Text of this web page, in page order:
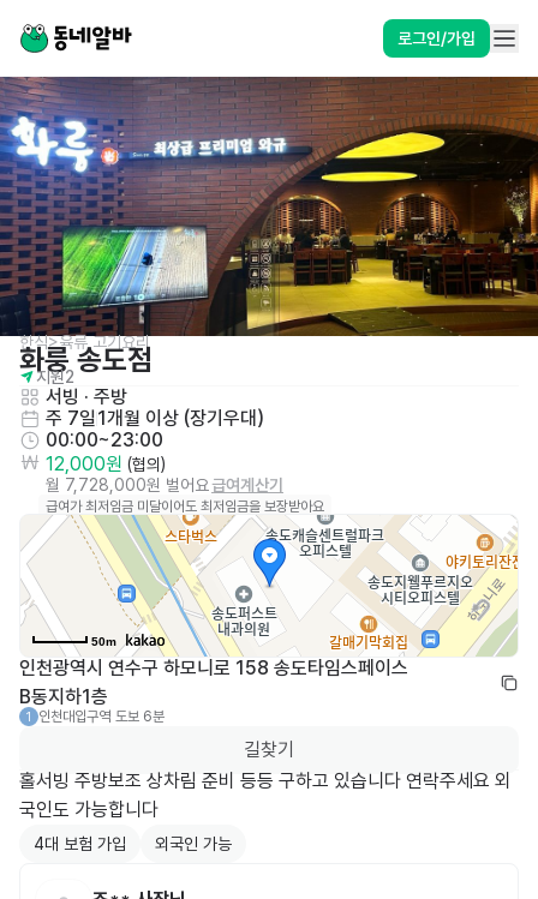
로그인/가입
한식>육류,고기요리
화룽 송도점
지원2
서빙 · 주방
주 7일1개월 이상 (장기우대)
00:00~23:00
12,000원 (협의)
월 7,728,000원 벌어요급여계산기
급여가 최저임금 미달이어도 최저임금을 보장받아요
50m
인천광역시 연수구 하모니로 158 송도타임스페이스
B동지하1층
1 인천대입구역 도보 6분
길찾기
홀서빙 주방보조 상차림 준비 등등 구하고 있습니다 연락주세요 외
국인도 가능합니다
4대 보험 가입 외국인 가능